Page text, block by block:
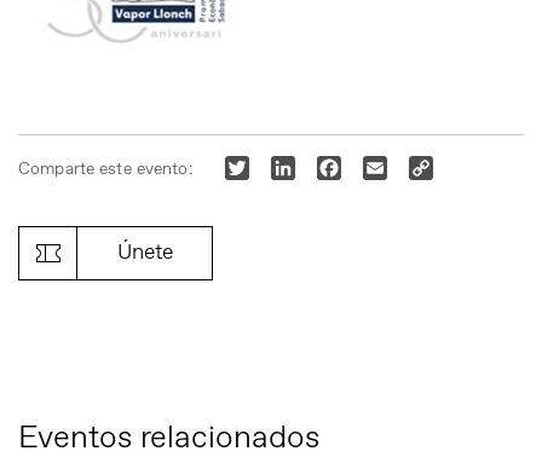
Comparte este evento: TwitterLinkedInFacebook
EmailCopy
Únete
Eventos relacionados